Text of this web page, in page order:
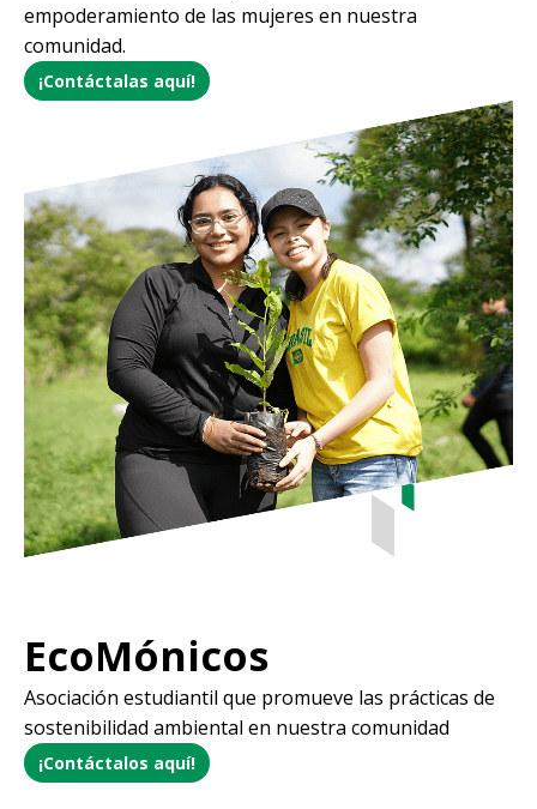
empoderamiento de las mujeres en nuestra
comunidad.
¡Contáctalas aquí!
EcoMónicos
Asociación estudiantil que promueve las prácticas de
sostenibilidad ambiental en nuestra comunidad
¡Contáctalos aquí!